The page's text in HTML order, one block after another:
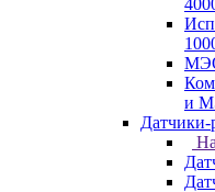
и
Датчики-